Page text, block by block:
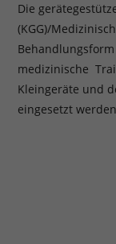
Die
(KGG)/
medizinische
Kleingeräte und
eingesetzt